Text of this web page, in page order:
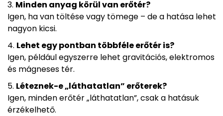
Minden anyag körül van erőtér?
Igen, ha van töltése vagy tömege – de a hatása lehet
nagyon kicsi.
Lehet egy pontban többféle erőtér is?
Igen, például egyszerre lehet gravitációs, elektromos
és mágneses tér.
Léteznek-e „láthatatlan” erőterek?
Igen, minden erőtér „láthatatlan”, csak a hatásuk
érzékelhető.